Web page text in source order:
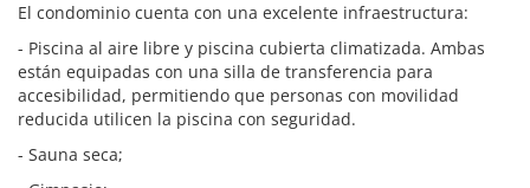
El condominio cuenta con una excelente infraestructura:
- Piscina al aire libre y piscina cubierta climatizada. Ambas
están equipadas con una silla de transferencia para
accesibilidad, permitiendo que personas con movilidad
reducida utilicen la piscina con seguridad.
- Sauna seca;